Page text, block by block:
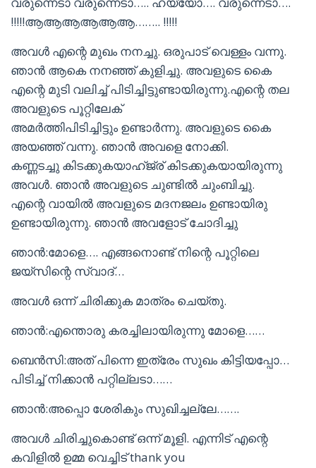
!!!!!ആആആആആആ…….. !!!!!
അവൾ എന്റെ മുഖം നനച്ചു. ഒരുപാട് വെള്ളം വന്നു.
ഞാൻ ആകെ നനഞ്ഞ് കുളിച്ചു. അവളുടെ കൈ
എന്റെ മുടി വലിച്ച് പിടിച്ചിട്ടുണ്ടായിരുന്നു.എന്റെ തല
അവളുടെ പൂറ്റിലേക്
അമർത്തിപിടിച്ചിട്ടും ഉണ്ടാർന്നു. അവളുടെ കൈ
അയഞ്ഞ് വന്നു. ഞാൻ അവളെ നോക്കി.
കണ്ണടച്ചു കിടക്കുകയാഹ്ജ്ര് കിടക്കുകയായിരുന്നു
അവൾ. ഞാൻ അവളുടെ ചുണ്ടിൽ ചുംബിച്ചു.
എന്റെ വായിൽ അവളുടെ മദനജലം ഉണ്ടായിരു
ഉണ്ടായിരുന്നു. ഞാൻ അവളോട് ചോദിച്ചു
ഞാൻ:മോളെ…. എങ്ങനൊണ്ട് നിന്റെ പൂറ്റിലെ
ജയ്‌സിന്റെ സ്വാദ്…
അവൾ ഒന്ന് ചിരിക്കുക മാത്രം ചെയ്തു.
ഞാൻ:എന്തൊരു കരച്ചിലായിരുന്നു മോളെ……
ബെൻസി:അത് പിന്നെ ഇത്രേം സുഖം കിട്ടിയപ്പോ…
പിടിച്ച് നിക്കാൻ പറ്റില്ലടാ……
ഞാൻ:അപ്പൊ ശേരികും സുഖിച്ചല്ലേ…….
അവൾ ചിരിച്ചുകൊണ്ട് ഒന്ന് മൂളി. എന്നിട് എന്റെ
കവിളിൽ ഉമ്മ വെച്ചിട് thank you